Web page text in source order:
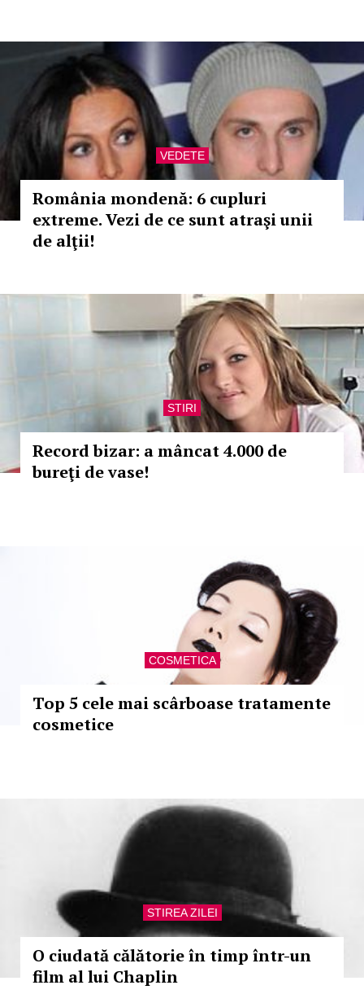
VEDETE
România mondenă: 6 cupluri
extreme. Vezi de ce sunt atraşi unii
de alţii!
STIRI
Record bizar: a mâncat 4.000 de
bureţi de vase!
COSMETICA
Top 5 cele mai scârboase tratamente
cosmetice
STIREA ZILEI
O ciudată călătorie în timp într-un
film al lui Chaplin